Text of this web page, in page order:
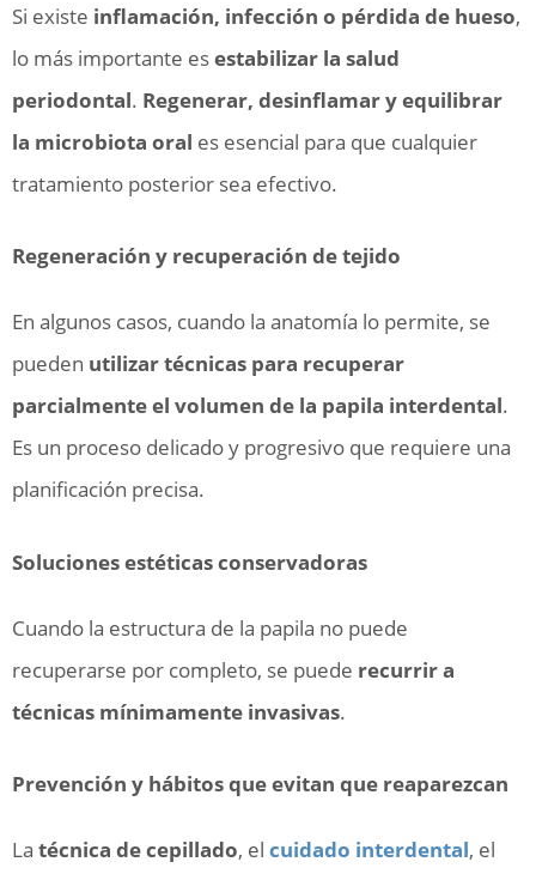
Si existe inflamación, infección o pérdida de hueso,
lo más importante esestabilizar la salud
periodontal. Regenerar, desinflamar y equilibrar
la microbiota oral es esencial para que cualquier
tratamiento posterior sea efectivo.
Regeneración y recuperación de tejido
En algunos casos, cuando la anatomía lo permite, se
pueden utilizar técnicas para recuperar
parcialmente el volumen de la papila interdental.
Es un proceso delicado y progresivo que requiere una
planificación precisa.
Soluciones estéticas conservadoras
Cuando la estructura de la papila no puede
recuperarse por completo, se puede recurrir a
técnicas mínimamente invasivas.
Prevención y hábitos que evitan que reaparezcan
La técnica de cepillado, el cuidado interdental, el